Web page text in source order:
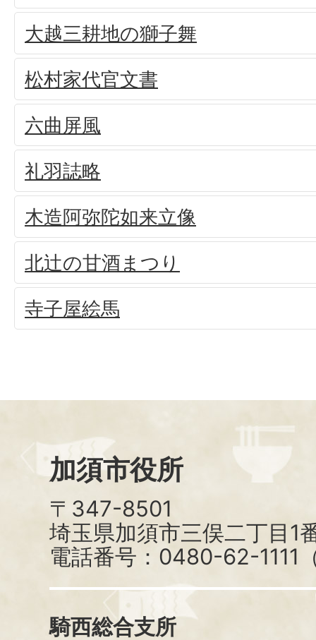
大越三耕地の獅子舞
松村家代官文書
六曲屏風
礼羽誌略
木造阿弥陀如来立像
北辻の甘酒まつり
寺子屋絵馬
加須市役所
〒347-8501
埼玉県加須市三俣二丁目1
電話番号：0480-62-1111
騎西総合支所